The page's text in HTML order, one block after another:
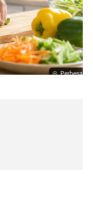
Perbesar